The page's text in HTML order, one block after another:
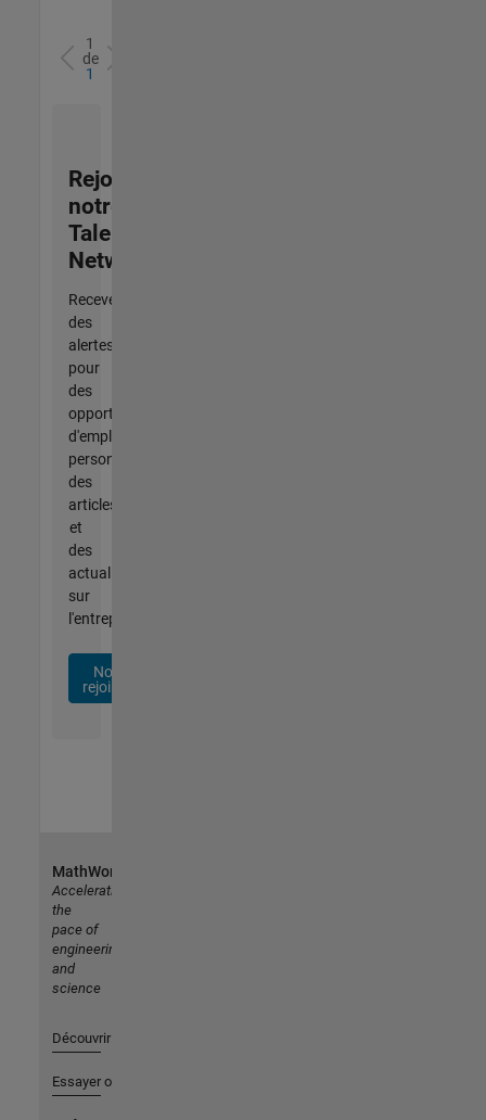
1
de
1
Rejoignez
notre
Talent
Network
Recevez
des
alertes
pour
des
opportunités
d'emploi
personnalisées,
des
articles
et
des
actualités
sur
l'entreprise.
Nous
rejoindre
MathWorks
Accelerating
the
pace of
engineering
and
science
Découvrir les produits
Essayer ou acheter